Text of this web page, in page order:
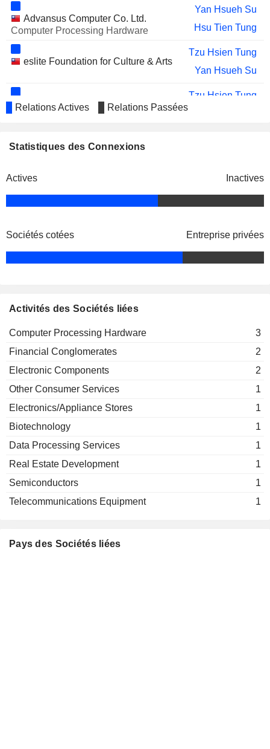
Advansus Computer Co. Ltd.
Computer Processing Hardware
Yan Hsueh Su
Hsu Tien Tung
eslite Foundation for Culture & Arts
Tzu Hsien Tung
Yan Hsueh Su
Koo Foundation Sun Yat-Sen
Tzu Hsien Tung
Shih Chang Hsu
Relations Actives Relations Passées
Statistiques des Connexions
Actives Inactives
Sociétés cotées Entreprise privées
Activités des Sociétés liées
Computer Processing Hardware
3
Financial Conglomerates
2
Electronic Components
2
Other Consumer Services
1
Electronics/Appliance Stores
1
Biotechnology
1
Data Processing Services
1
Real Estate Development
1
Semiconductors
1
Telecommunications Equipment
1
Pays des Sociétés liées